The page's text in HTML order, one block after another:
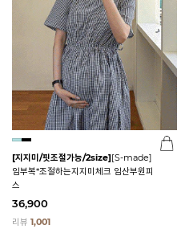
[지지미/핏조절가능/2size][S-made]
임부복*조절하는지지미체크 임산부원피
스
36,900
리뷰 1,001